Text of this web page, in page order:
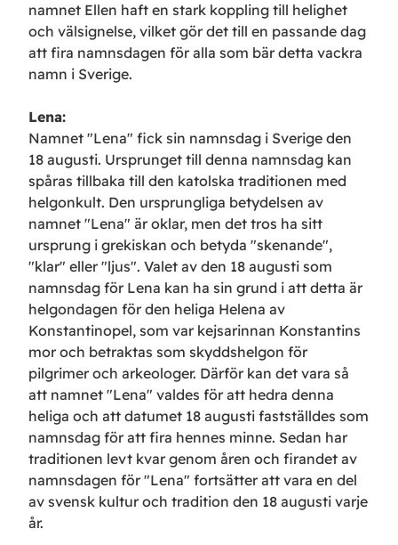
namnet Ellen haft en stark koppling till helighet
och välsignelse, vilket gör det till en passande dag
att fira namnsdagen för alla som bär detta vackra
namn i Sverige.
Lena:
Namnet "Lena" fick sin namnsdag i Sverige den
18 augusti. Ursprunget till denna namnsdag kan
spåras tillbaka till den katolska traditionen med
helgonkult. Den ursprungliga betydelsen av
namnet "Lena" är oklar, men det tros ha sitt
ursprung i grekiskan och betyda "skenande",
"klar" eller "ljus". Valet av den 18 augusti som
namnsdag för Lena kan ha sin grund i att detta är
helgondagen för den heliga Helena av
Konstantinopel, som var kejsarinnan Konstantins
mor och betraktas som skyddshelgon för
pilgrimer och arkeologer. Därför kan det vara så
att namnet "Lena" valdes för att hedra denna
heliga och att datumet 18 augusti fastställdes som
namnsdag för att fira hennes minne. Sedan har
traditionen levt kvar genom åren och firandet av
namnsdagen för "Lena" fortsätter att vara en del
av svensk kultur och tradition den 18 augusti varje
år.